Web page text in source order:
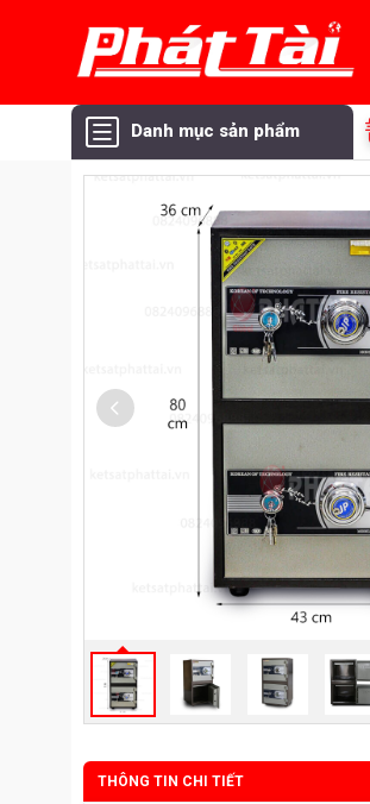
Danh mục sản phẩm
THÔNG TIN CHI TIẾT